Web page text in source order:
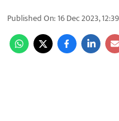
Published On:16 Dec 2023,